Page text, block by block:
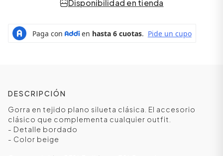
Disponibilidad en tienda
DESCRIPCIÓN
Gorra en tejido plano silueta clásica. El accesorio
clásico que complementa cualquier outfit.
- Detalle bordado
- Color beige